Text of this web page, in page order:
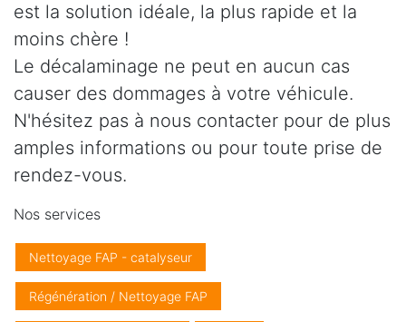
est la solution idéale, la plus rapide et la
moins chère !
Le décalaminage ne peut en aucun cas
causer des dommages à votre véhicule.
N'hésitez pas à nous contacter pour de plus
amples informations ou pour toute prise de
rendez-vous.
Nos services
Nettoyage FAP - catalyseur
Régénération / Nettoyage FAP